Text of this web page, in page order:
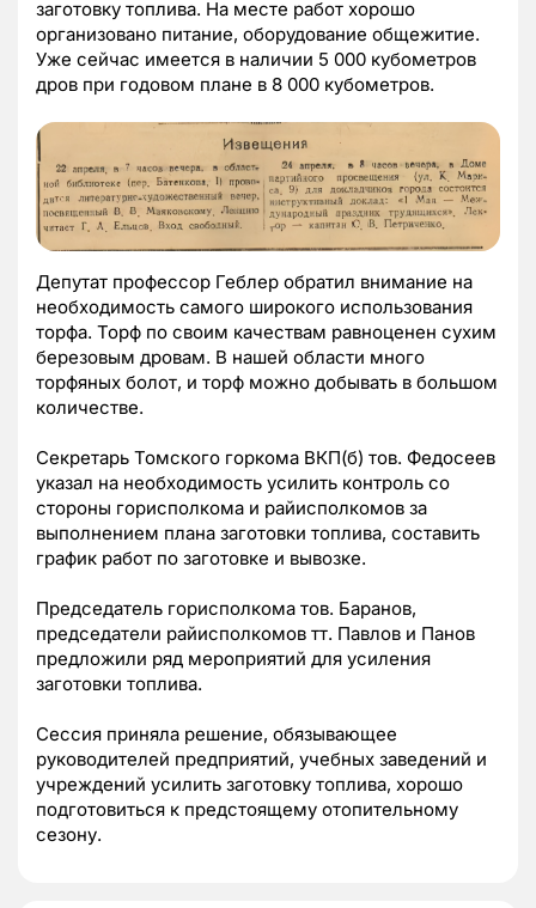
заготовку топлива. На месте работ хорошо
организовано питание, оборудование общежитие.
Уже сейчас имеется в наличии 5 000 кубометров
дров при годовом плане в 8 000 кубометров.
Депутат профессор Геблер обратил внимание на
необходимость самого широкого использования
торфа. Торф по своим качествам равноценен сухим
березовым дровам. В нашей области много
торфяных болот, и торф можно добывать в большом
количестве.
Секретарь Томского горкома ВКП(б) тов. Федосеев
указал на необходимость усилить контроль со
стороны горисполкома и райисполкомов за
выполнением плана заготовки топлива, составить
график работ по заготовке и вывозке.
Председатель горисполкома тов. Баранов,
председатели райисполкомов тт. Павлов и Панов
предложили ряд мероприятий для усиления
заготовки топлива.
Сессия приняла решение, обязывающее
руководителей предприятий, учебных заведений и
учреждений усилить заготовку топлива, хорошо
подготовиться к предстоящему отопительному
сезону.